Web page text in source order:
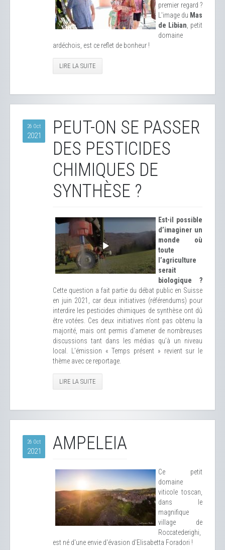
premier regard ?
L'image du Mas
de Libian , petit
domaine
ardéchois, est ce reflet de bonheur !
LIRE LA SUITE
26 Oct
2021
PEUT-ON SE PASSER
DES PESTICIDES
CHIMIQUES DE
SYNTHÈSE ?
Est-il possible
d’imaginer un
monde où
toute
l’agriculture
serait
biologique ?
Cette question a fait partie du débat public en Suisse
en juin 2021, car deux initiatives (référendums) pour
interdire les pesticides chimiques de synthèse ont dû
être votées. Ces deux initiatives n’ont pas obtenu la
majorité, mais ont permis d’amener de nombreuses
discussions tant dans les médias qu’à un niveau
local. L’émission « Temps présent » revient sur le
thème avec ce reportage.
LIRE LA SUITE
26 Oct
2021 AMPELEIA
Ce petit
domaine
viticole toscan,
dans le
magnifique
village de
Roccatederighi,
est né d'une envie d'évasion d'Elisabetta Foradori !